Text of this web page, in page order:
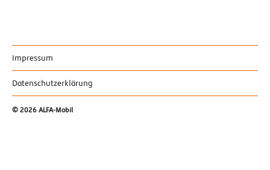
Impressum
Datenschutzerklärung
© 2026 ALFA-Mobil